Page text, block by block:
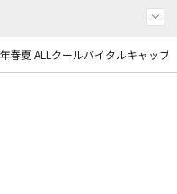
春夏 ALLクールバイタルキャップ